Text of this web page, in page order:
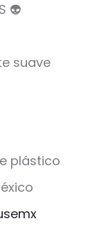
👽
suave
plástico